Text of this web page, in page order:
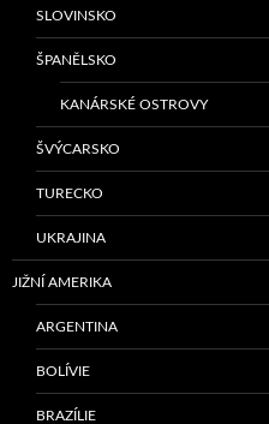
SLOVINSKO
ŠPANĚLSKO
KANÁRSKÉ OSTROVY
ŠVÝCARSKO
TURECKO
UKRAJINA
JIŽNÍ AMERIKA
ARGENTINA
BOLÍVIE
BRAZÍLIE